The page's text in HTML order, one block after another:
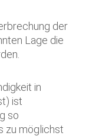
der
Lage die
in
ist
so
zu möglichst